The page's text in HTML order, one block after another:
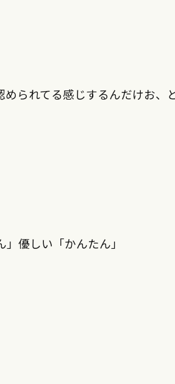
られてる感じするんだけお、
優しい「かんたん」